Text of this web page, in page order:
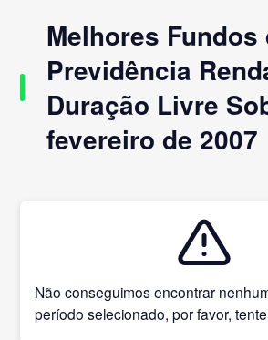
Melhores Fundos
Previdência
Duração Livre
fevereiro de 2007
Não conseguimos encontrar
período selecionado, por favor,